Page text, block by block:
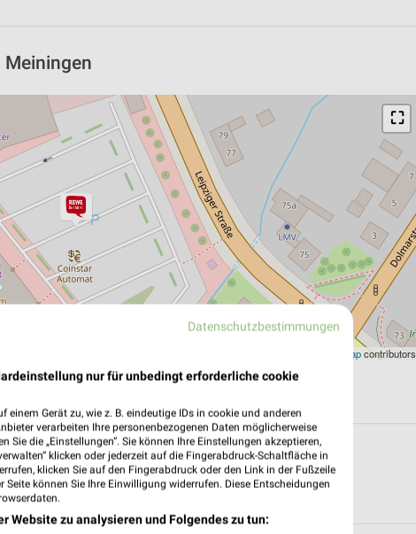
Meiningen
⛶
OpenStreetMapcontributors
Datenschutzbestimmungen
nur für unbedingt erforderliche cookie
Gerät zu, wie z. B. eindeutige IDs in cookie und anderen
verarbeiten Ihre personenbezogenen Daten möglicherweise
die „Einstellungen“. Sie können Ihre Einstellungen akzeptieren,
klicken oder jederzeit auf die Fingerabdruck-Schaltfläche in
klicken Sie auf den Fingerabdruck oder den Link in der Fußzeile
können Sie Ihre Einwilligung widerrufen. Diese Entscheidungen
Website zu analysieren und Folgendes zu tun: